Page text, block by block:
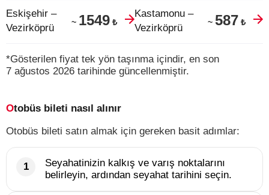
Eskişehir –
Vezirköprü
~ 1549 ₺
Kastamonu –
Vezirköprü
~ 587 ₺
*Gösterilen fiyat tek yön taşınma içindir, en son
7 ağustos 2026 tarihinde güncellenmiştir.
Otobüs bileti nasıl alınır
Otobüs bileti satın almak için gereken basit adımlar:
Seyahatinizin kalkış ve varış noktalarını
belirleyin, ardından seyahat tarihini seçin.